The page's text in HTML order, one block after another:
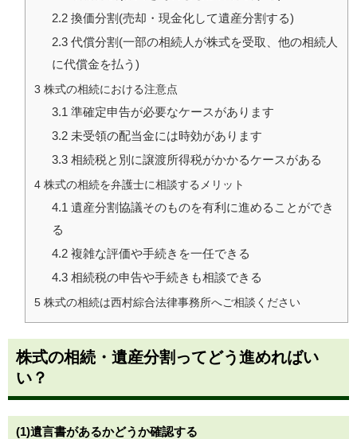
2.2 換価分割(売却・現金化して遺産分割する)
2.3 代償分割(一部の相続人が株式を受取、他の相続人
に代償金を払う)
3 株式の相続における注意点
3.1 準確定申告が必要なケースがあります
3.2 未受領の配当金には時効があります
3.3 相続税と別に譲渡所得税がかかるケースがある
4 株式の相続を弁護士に相談するメリット
4.1 遺産分割協議そのものを有利に進めることができ
る
4.2 複雑な評価や手続きを一任できる
4.3 相続税の申告や手続きも相談できる
5 株式の相続は西村綜合法律事務所へご相談ください
株式の相続・遺産分割ってどう進めればい
い？
(1)遺言書があるかどうか確認する